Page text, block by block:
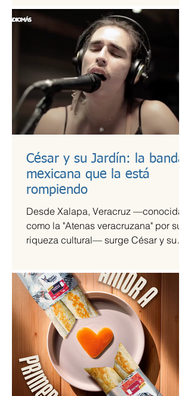
de vanguardia.
César y su Jardín: la banda
mexicana que la está
rompiendo
Desde Xalapa, Veracruz —conocida
como la "Atenas veracruzana" por su
riqueza cultural— surge César y su
en la escena de la música de fusión.